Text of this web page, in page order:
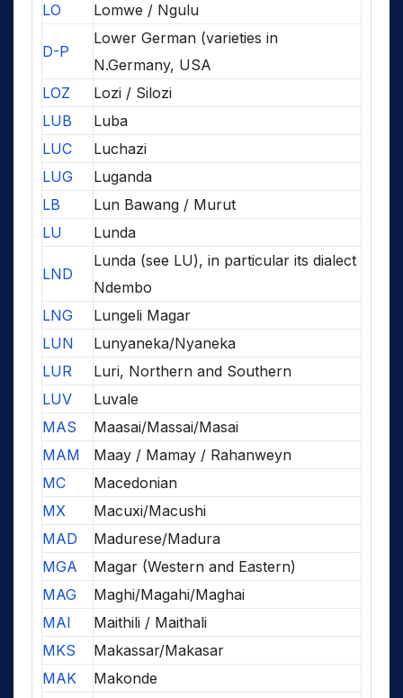
LO
Lomwe / Ngulu
D-P
Lower German (varieties in
N.Germany, USA
LOZ
Lozi / Silozi
LUB
Luba
LUC
Luchazi
LUG
Luganda
LB
Lun Bawang / Murut
LU
Lunda
LND
Lunda (see LU), in particular its dialect
Ndembo
LNG
Lungeli Magar
LUN
Lunyaneka/Nyaneka
LUR
Luri, Northern and Southern
LUV
Luvale
MAS
Maasai/Massai/Masai
MAM
Maay / Mamay / Rahanweyn
MC
Macedonian
MX
Macuxi/Macushi
MAD
Madurese/Madura
MGA
Magar (Western and Eastern)
MAG
Maghi/Magahi/Maghai
MAI
Maithili / Maithali
MKS
Makassar/Makasar
MAK
Makonde